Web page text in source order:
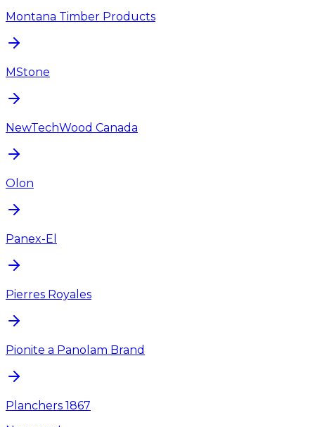
Montana Timber Products
MStone
NewTechWood Canada
Olon
Panex-El
Pierres Royales
Pionite a Panolam Brand
Planchers 1867